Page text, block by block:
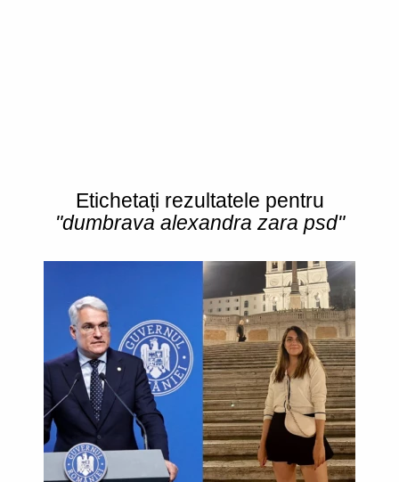
Etichetați rezultatele pentru
"dumbrava alexandra zara psd"